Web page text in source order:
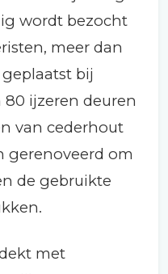
wordt bezocht
meer dan
bij
ijzeren deuren
van cederhout
gerenoveerd om
de gebruikte
met